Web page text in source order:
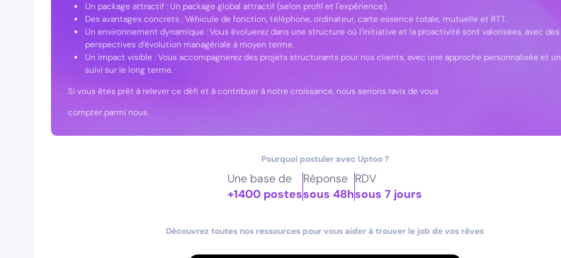
Un package attractif : Un package global attractif (selon profil et l'expérience).
Des avantages concrets : Véhicule de fonction, téléphone, ordinateur, carte essence totale, mutuelle et RTT.
Un environnement dynamique : Vous évoluerez dans une structure où l’initiative et la proactivité sont valorisées, avec des
perspectives d’évolution managériale à moyen terme.
Un impact visible : Vous accompagnerez des projets structurants pour nos clients, avec une approche personnalisée et un
suivi sur le long terme.
Si vous êtes prêt à relever ce défi et à contribuer à notre croissance, nous serions ravis de vous
compter parmi nous.
Pourquoi postuler avec Uptoo ?
Une base de
+1400 postes
Réponse
sous 48h
RDV
sous 7 jours
Découvrez toutes nos ressources pour vous aider à trouver le job de vos rêves